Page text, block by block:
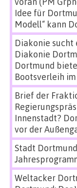
Idee für
Modell“ kann
Diakonie
Diakonie
Dortmund
Bootsverleih
Brief der
Innenstadt?
vor der
Stadt
Weltacker